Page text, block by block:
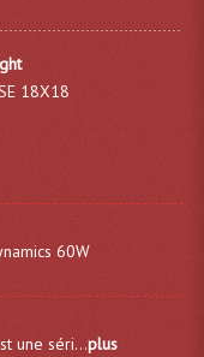
18X18
60W
une séri...plus